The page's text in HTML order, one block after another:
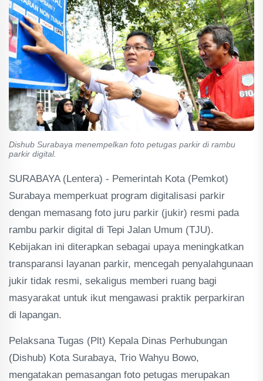
Dishub Surabaya menempelkan foto petugas parkir di rambu
parkir digital.
SURABAYA (Lentera) - Pemerintah Kota (Pemkot)
Surabaya memperkuat program digitalisasi parkir
dengan memasang foto juru parkir (jukir) resmi pada
rambu parkir digital di Tepi Jalan Umum (TJU).
Kebijakan ini diterapkan sebagai upaya meningkatkan
transparansi layanan parkir, mencegah penyalahgunaan
jukir tidak resmi, sekaligus memberi ruang bagi
masyarakat untuk ikut mengawasi praktik perparkiran
di lapangan.
Pelaksana Tugas (Plt) Kepala Dinas Perhubungan
(Dishub) Kota Surabaya, Trio Wahyu Bowo,
mengatakan pemasangan foto petugas merupakan